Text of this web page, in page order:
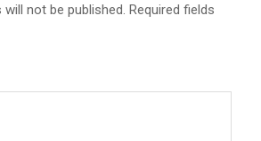
not be published. Required fields